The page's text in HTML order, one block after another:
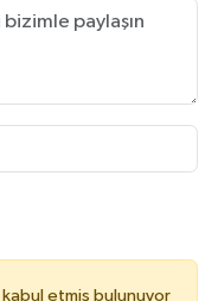
kabul etmiş bulunuyor